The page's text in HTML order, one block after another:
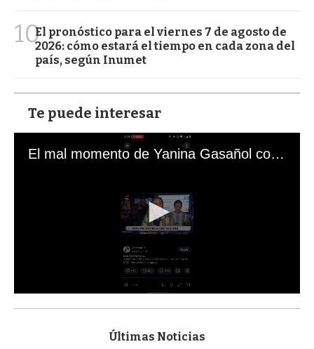
10El pronóstico para el viernes 7 de agosto de
2026: cómo estará el tiempo en cada zona del
país, según Inumet
Te puede interesar
El mal momento de Yanina Gasañol con un hincha argentino en "Subrayado"
s
Últimas Noticias